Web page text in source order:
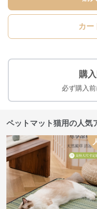
カー
購
必ず購入前
ペットマット猫用の人気